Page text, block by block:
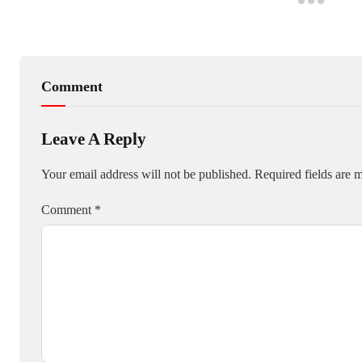
Comment
Leave A Reply
Your email address will not be published. Required fields are
Comment *